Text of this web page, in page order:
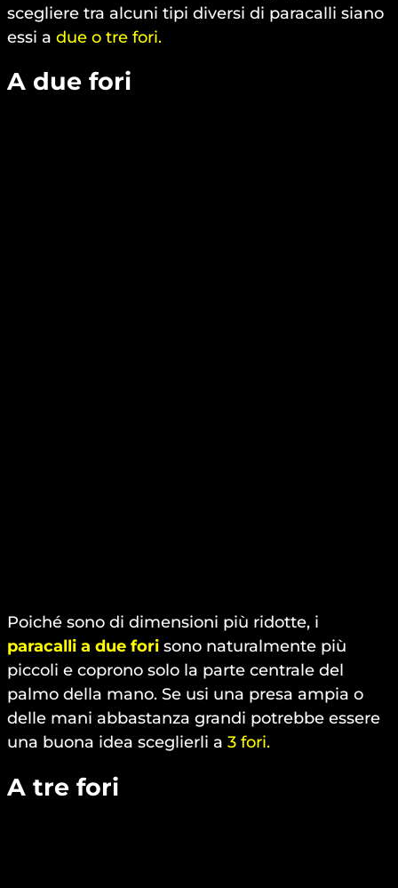
scegliere tra alcuni tipi diversi di paracalli siano
essi a due o tre fori.
A due fori
Poiché sono di dimensioni più ridotte, i
paracalli a due fori sono naturalmente più
piccoli e coprono solo la parte centrale del
palmo della mano. Se usi una presa ampia o
delle mani abbastanza grandi potrebbe essere
una buona idea sceglierli a 3 fori.
A tre fori